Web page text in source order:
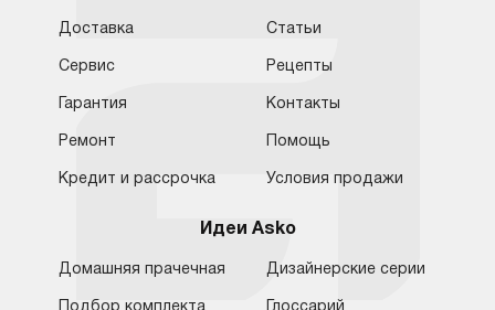
Доставка
Сервис
Гарантия
Ремонт
Кредит и рассрочка
Статьи
Рецепты
Контакты
Помощь
Условия продажи
Идеи Asko
Домашняя прачечная Дизайнерские серии